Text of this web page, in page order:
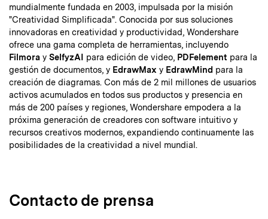
mundialmente fundada en 2003, impulsada por la misión
"Creatividad Simplificada". Conocida por sus soluciones
innovadoras en creatividad y productividad, Wondershare
ofrece una gama completa de herramientas, incluyendo
Filmora y SelfyzAI para edición de video, PDFelement para la
gestión de documentos, y EdrawMax y EdrawMind para la
creación de diagramas. Con más de 2 mil millones de usuarios
activos acumulados en todos sus productos y presencia en
más de 200 países y regiones, Wondershare empodera a la
próxima generación de creadores con software intuitivo y
recursos creativos modernos, expandiendo continuamente las
posibilidades de la creatividad a nivel mundial.
Contacto de prensa